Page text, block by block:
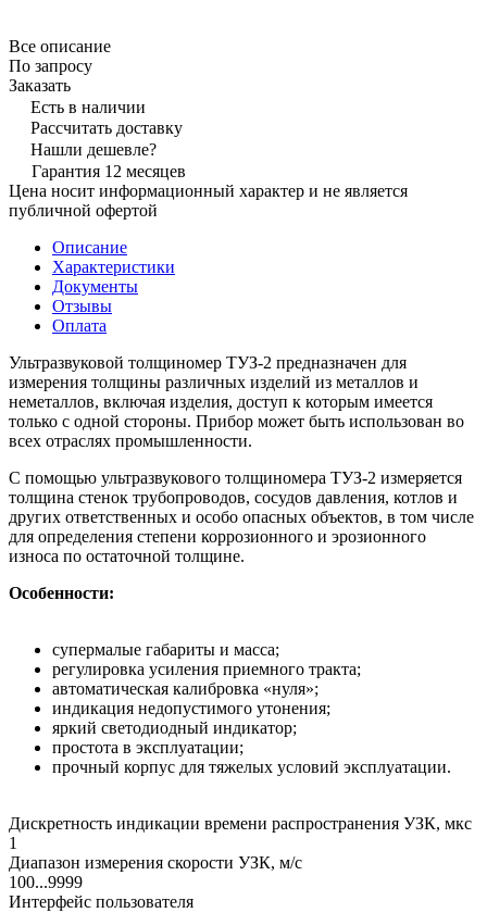
Все описание
По запросу
Заказать
Есть в наличии
Рассчитать доставку
Нашли дешевле?
Гарантия 12 месяцев
Цена носит информационный характер и не является
публичной офертой
Описание
Характеристики
Документы
Отзывы
Оплата
Ультразвуковой толщиномер ТУЗ-2 предназначен для
измерения толщины различных изделий из металлов и
неметаллов, включая изделия, доступ к которым имеется
только с одной стороны. Прибор может быть использован во
всех отраслях промышленности.
С помощью ультразвукового толщиномера ТУЗ-2 измеряется
толщина стенок трубопроводов, сосудов давления, котлов и
других ответственных и особо опасных объектов, в том числе
для определения степени коррозионного и эрозионного
износа по остаточной толщине.
Особенности:
супермалые габариты и масса;
регулировка усиления приемного тракта;
автоматическая калибровка «нуля»;
индикация недопустимого утонения;
яркий светодиодный индикатор;
простота в эксплуатации;
прочный корпус для тяжелых условий эксплуатации.
Дискретность индикации времени распространения УЗК, мкс
1
Диапазон измерения скорости УЗК, м/с
100...9999
Интерфейс пользователя